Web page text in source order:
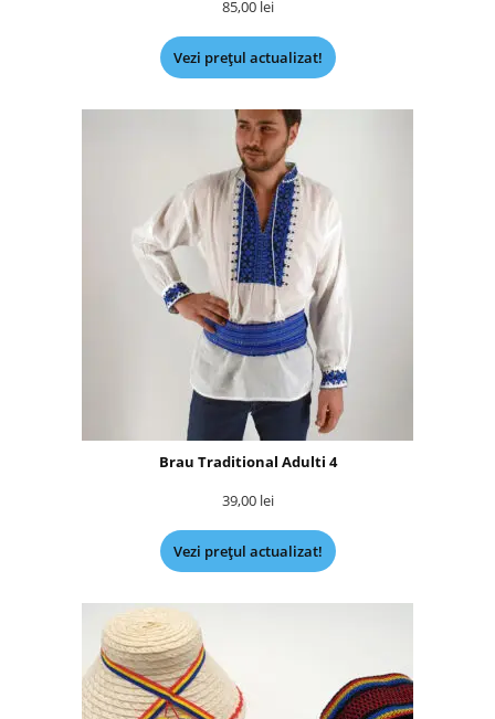
85,00 lei
Vezi prețul actualizat!
Brau Traditional Adulti 4
39,00 lei
Vezi prețul actualizat!